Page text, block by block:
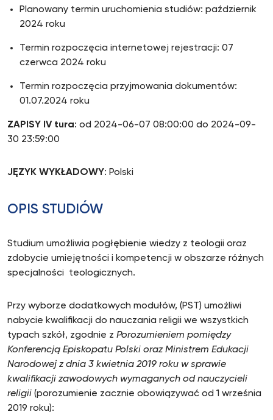
Planowany termin uruchomienia studiów: październik
2024 roku
Termin rozpoczęcia internetowej rejestracji: 07
czerwca 2024 roku
Termin rozpoczęcia przyjmowania dokumentów:
01.07.2024 roku
ZAPISY IV tura: od 2024-06-07 08:00:00 do 2024-09-
30 23:59:00
JĘZYK WYKŁADOWY: Polski
OPIS STUDIÓW
Studium umożliwia pogłębienie wiedzy z teologii oraz
zdobycie umiejętności i kompetencji w obszarze różnych
specjalności teologicznych.
Przy wyborze dodatkowych modułów, (PST) umożliwi
nabycie kwalifikacji do nauczania religii we wszystkich
typach szkół, zgodnie z Porozumieniem pomiędzy
Konferencją Episkopatu Polski oraz Ministrem Edukacji
Narodowej z dnia 3 kwietnia 2019 roku w sprawie
kwalifikacji zawodowych wymaganych od nauczycieli
religii (porozumienie zacznie obowiązywać od 1 września
2019 roku):